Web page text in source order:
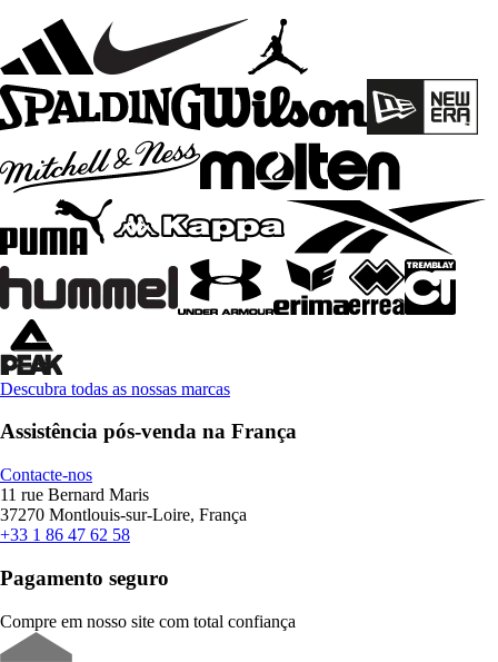
Descubra todas as nossas marcas
Assistência pós-venda na França
Contacte-nos
11 rue Bernard Maris
37270 Montlouis-sur-Loire, França
+33 1 86 47 62 58
Pagamento seguro
Compre em nosso site com total confiança